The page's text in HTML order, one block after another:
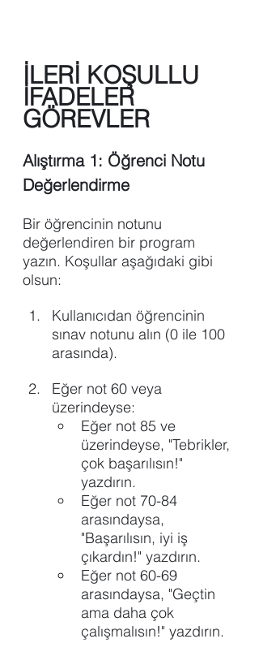
İLERİ KOŞULLU
İFADELER
GÖREVLER
Alıştırma 1: Öğrenci Notu
Değerlendirme
Bir öğrencinin notunu
değerlendiren bir program
yazın. Koşullar aşağıdaki gibi
olsun:
Kullanıcıdan öğrencinin
sınav notunu alın (0 ile 100
arasında).
Eğer not 60 veya
üzerindeyse:
Eğer not 85 ve
üzerindeyse, "Tebrikler,
çok başarılısın!"
yazdırın.
Eğer not 70-84
arasındaysa,
"Başarılısın, iyi iş
çıkardın!" yazdırın.
Eğer not 60-69
arasındaysa, "Geçtin
ama daha çok
çalışmalısın!" yazdırın.